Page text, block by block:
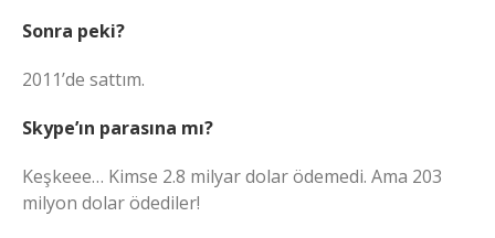
Sonra peki?
2011’de sattım.
Skype’ın parasına mı?
Keşkeee… Kimse 2.8 milyar dolar ödemedi. Ama 203
milyon dolar ödediler!